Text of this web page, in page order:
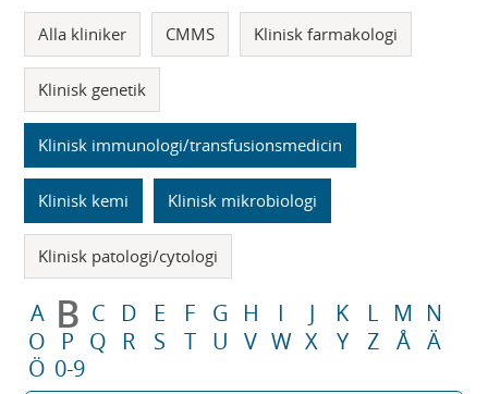
Alla kliniker CMMS Klinisk farmakologi
Klinisk genetik
Klinisk immunologi/transfusionsmedicin
Klinisk kemi Klinisk mikrobiologi
Klinisk patologi/cytologi
A B C D E F G H I J K L M N
O
P Q R S T U V W X Y Z Å Ä
Ö 0-9